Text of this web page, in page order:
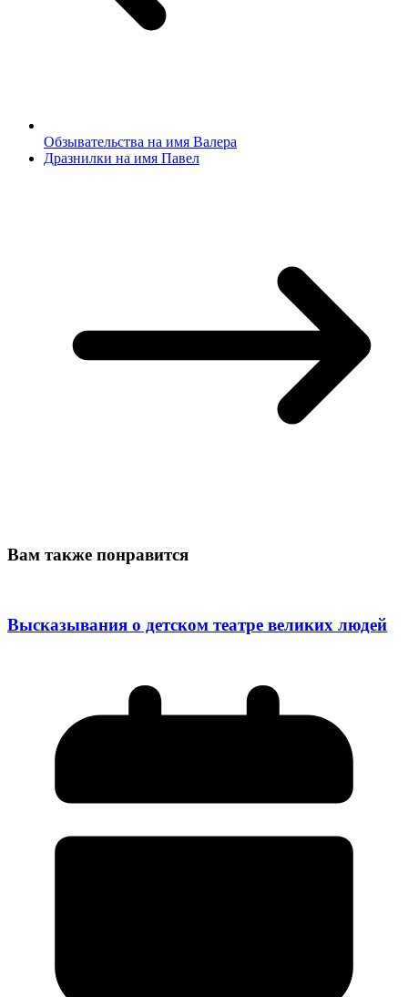
Обзывательства на имя Валера
Дразнилки на имя Павел
Вам также понравится
Высказывания о детском театре великих людей